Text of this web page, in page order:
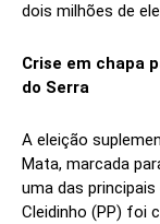
dois milhões de
Crise em chapa
do Serra
A eleição
Mata, marcada
uma das
Cleidinho (PP) foi